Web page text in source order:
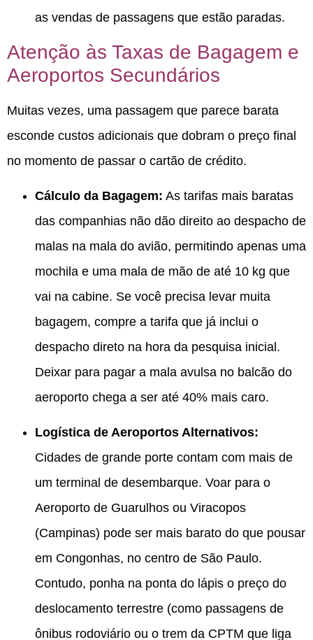
as vendas de passagens que estão paradas.
Atenção às Taxas de Bagagem e
Aeroportos Secundários
Muitas vezes, uma passagem que parece barata
esconde custos adicionais que dobram o preço final
no momento de passar o cartão de crédito.
Cálculo da Bagagem: As tarifas mais baratas
das companhias não dão direito ao despacho de
malas na mala do avião, permitindo apenas uma
mochila e uma mala de mão de até 10 kg que
vai na cabine. Se você precisa levar muita
bagagem, compre a tarifa que já inclui o
despacho direto na hora da pesquisa inicial.
Deixar para pagar a mala avulsa no balcão do
aeroporto chega a ser até 40% mais caro.
Logística de Aeroportos Alternativos:
Cidades de grande porte contam com mais de
um terminal de desembarque. Voar para o
Aeroporto de Guarulhos ou Viracopos
(Campinas) pode ser mais barato do que pousar
em Congonhas, no centro de São Paulo.
Contudo, ponha na ponta do lápis o preço do
deslocamento terrestre (como passagens de
ônibus rodoviário ou o trem da CPTM que liga